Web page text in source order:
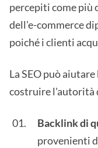
percepiti come più
dell'e-commerce
poiché i clienti
La SEO può
costruire l'autorità
Backlink di
provenienti